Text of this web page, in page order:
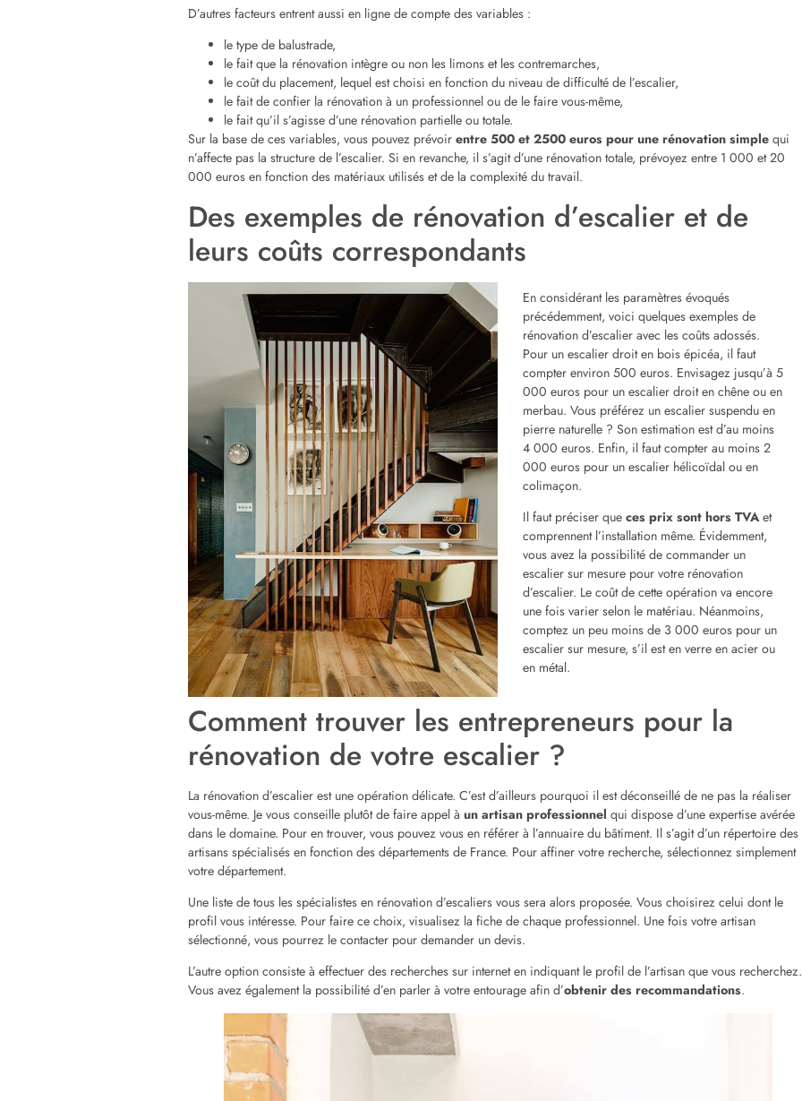
Quelques conseils pour respecter le budget
pendant votre rénovation
En matière de rénovation d’escalier, ce sont souvent les imprévus et d’autres postes de dépenses qui rendent le
budget plus conséquent. Pour éviter toute surprise à ce niveau, soyez prévoyant. Être prévoyant implique que vous
fassiez d’abordun état des lieux des réparations à effectuerdans votre escalier. Ce faisant, vous pourrez
Deuxièmement, vous devez choisir le matériau à utiliser pour remettre à neuf votre escalier. Vous avez le choix entre
le bois, le métal, le béton ou le verre, par exemple. Ensuite, évaluez votre marge de manœuvre financière. Il s’agit de
définir le montant maximum que vous êtes prêt à mobiliser pour
du matériau et de l’envergure des travaux.
Contactez ensuite plusieurs artisans spécialisés dans la rénovation d’escalier et demandez-leur des devis
L’objectif est de les comparer et de voir celui qui convient le mieux à votre budget défini préalablement. Dès lors
vous pourrez définir un calendrier pour l’exécution des travaux de rénovation. En procédant ainsi, vous éviterez les
surcoûts et vous resterez dans votre budget. Le budget sera toujours le critère de choix le plus important, voilà
pourquoi il faut se renseigner sur le coût d’une rénovation d’escalier et voir ce qui est à votre portée.
Retrouvez toutes les sources des photos au sein de montableau Pinterest dédié aux
November 29, 2022
Foued
Précédent
Suivant
Viviane Georget
Passionnée par l’univers de la maison, je te fournis tous mes
conseils pour créer l’intérieur de tes rêves !